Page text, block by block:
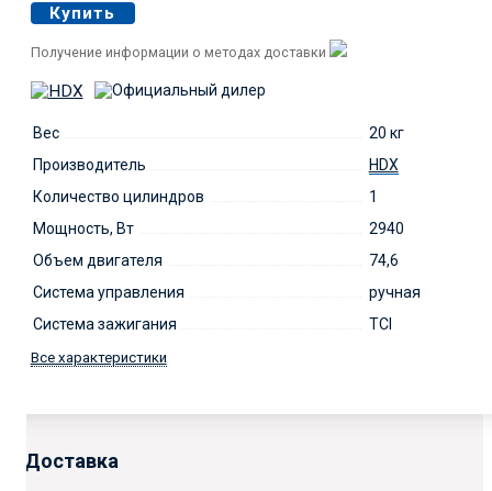
Купить
Получение информации о методах доставки
Вес
20 кг
Производитель
HDX
Количество цилиндров
1
Мощность, Вт
2940
Объем двигателя
74,6
Система управления
ручная
Система зажигания
TCI
Все характеристики
Доставка